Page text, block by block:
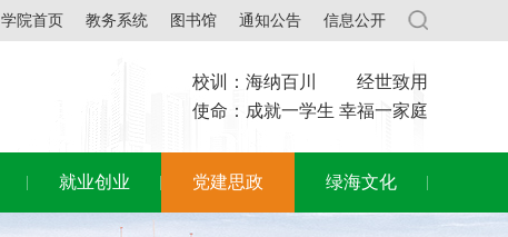
学院首页 教务系统 图书馆 通知公告 信息公开
校训：海纳百川 经世致用
使命：成就一学生 幸福一家庭
就业创业 党建思政 绿海文化